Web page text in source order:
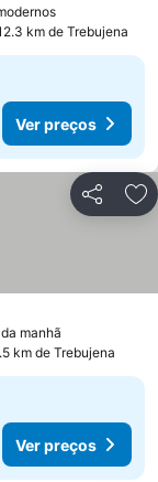
km de Trebujena
Ver preços
Partilhar
manhã
km de Trebujena
Ver preços